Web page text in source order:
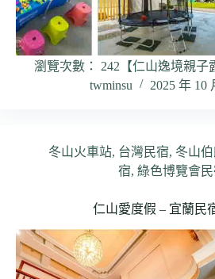
瀏覽次數： 242【仁山逸境親
twminsu
2025 年 10
冬山火車站, 台灣民宿, 冬山
宿,綠色博覽會民
仁山愛度假 – 宜蘭民